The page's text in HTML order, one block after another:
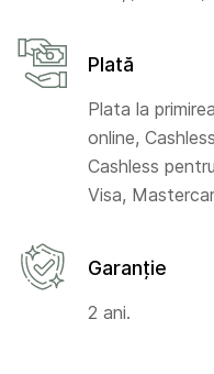
Plată
Plata la
online,
Cashless
Visa,
Garanție
2 ani.